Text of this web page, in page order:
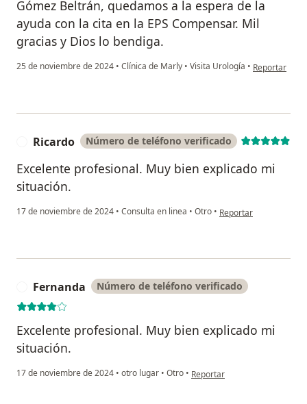
Gómez Beltrán, quedamos a la espera de la
ayuda con la cita en la EPS Compensar. Mil
gracias y Dios lo bendiga.
25 de noviembre de 2024 • Clínica de Marly • Visita Urología • en opinión
Reportar
Ricardo Número de teléfono verificado
Excelente profesional. Muy bien explicado mi
situación.
17 de noviembre de 2024 • Consulta en linea • Otro • en opinión del usuario
Reportar
Fernanda Número de teléfono verificado
Excelente profesional. Muy bien explicado mi
situación.
17 de noviembre de 2024 • otro lugar • Otro • en opinión del usuario
Reportar